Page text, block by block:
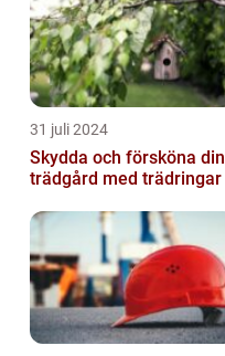
31 juli 2024
Skydda och försköna din
trädgård med trädringar